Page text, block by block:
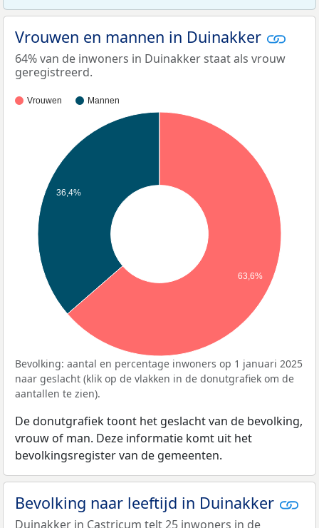
Vrouwen en mannen in Duinakker
64% van de inwoners in Duinakker staat als vrouw
geregistreerd.
Vrouwen Mannen
36,4%
63,6%
Bevolking: aantal en percentage inwoners op 1 januari 2025
naar geslacht (klik op de vlakken in de donutgrafiek om de
aantallen te zien).
De donutgrafiek toont het geslacht van de bevolking,
vrouw of man. Deze informatie komt uit het
bevolkingsregister van de gemeenten.
Bevolking naar leeftijd in Duinakker
Duinakker in Castricum telt 25 inwoners in de